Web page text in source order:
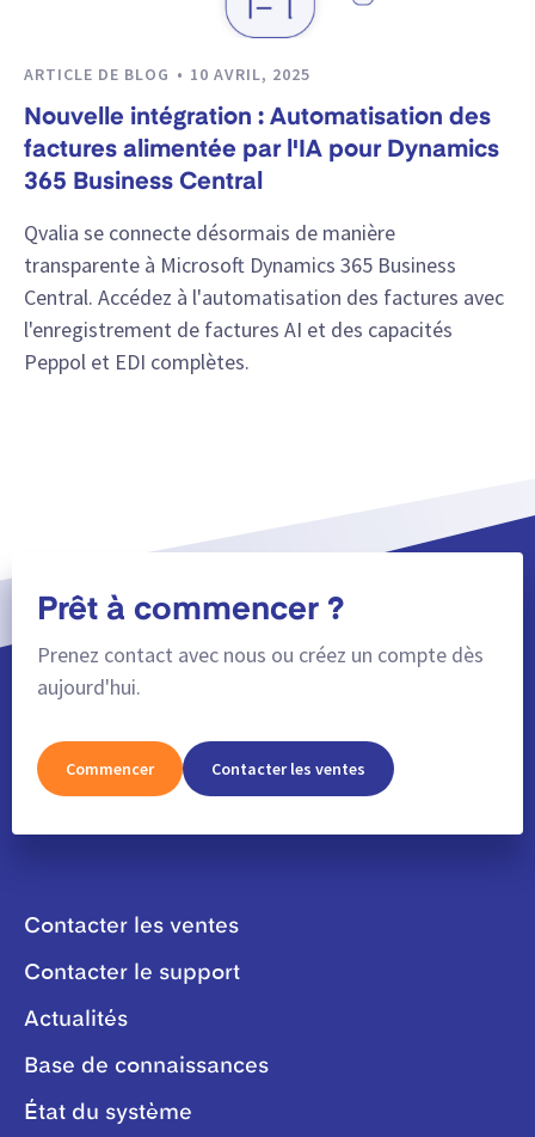
ARTICLE DE BLOG 10 AVRIL, 2025
Nouvelle intégration : Automatisation des
factures alimentée par l'IA pour Dynamics
365 Business Central
Qvalia se connecte désormais de manière
transparente à Microsoft Dynamics 365 Business
Central. Accédez à l'automatisation des factures avec
l'enregistrement de factures AI et des capacités
Peppol et EDI complètes.
Prêt à commencer ?
Prenez contact avec nous ou créez un compte dès
aujourd'hui.
Commencer Contacter les ventes
Contacter les ventes
Contacter le support
Actualités
Base de connaissances
État du système